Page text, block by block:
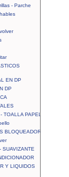
- Parche
EN DP
DP
TOALLA PAPEL
BLOQUEADOR
SUAVIZANTE
Y LIQUIDOS